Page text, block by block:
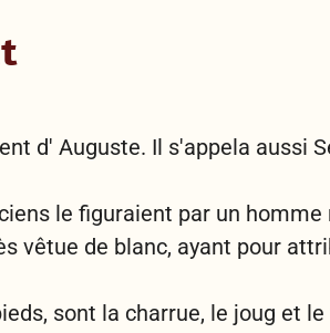
d' Auguste. Il s'appela aussi
le figuraient par un
vêtue de blanc, ayant pour
sont la charrue, le joug et